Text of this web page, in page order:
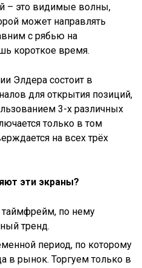
– это видимые волны,
может направлять
с рябью на
короткое время.
Элдера состоит в
для открытия позиций,
3-х различных
только в том
на всех трёх
эти экраны?
по нему
тренд.
период, по которому
в рынок. Торгуем только в